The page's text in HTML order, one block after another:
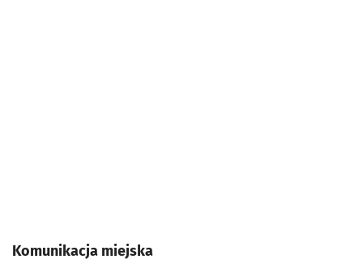
Komunikacja miejska